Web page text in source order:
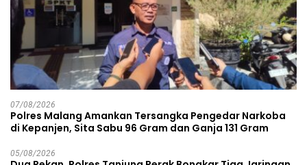
07/08/2026
Polres Malang Amankan Tersangka Pengedar Narkoba
di Kepanjen, Sita Sabu 96 Gram dan Ganja 131 Gram
05/08/2026